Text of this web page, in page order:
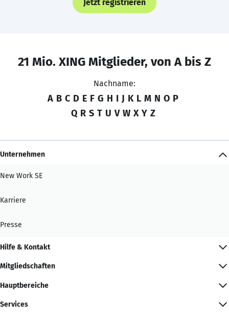
Jetzt registrieren
21 Mio. XING Mitglieder, von A bis Z
Nachname:
A B C D E F G H I J K L M N O P
Q R S T U V W X Y Z
Unternehmen
New Work SE
Karriere
Presse
Hilfe & Kontakt
Mitgliedschaften
Hauptbereiche
Services